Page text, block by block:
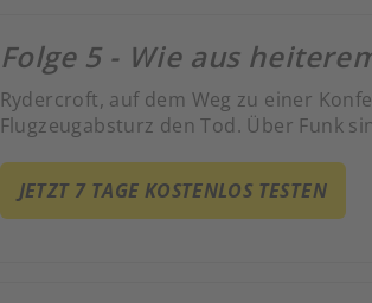
Folge 5 - Wie aus
Rydercroft, auf dem Weg zu einer
Flugzeugabsturz den Tod. Über Funk
JETZT 7 TAGE KOSTENLOS TESTEN